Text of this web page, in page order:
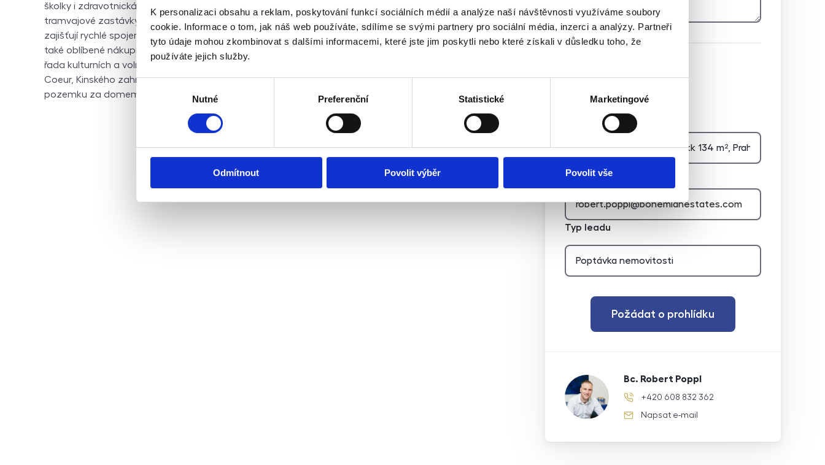
K personalizaci obsahu a reklam, poskytování funkcí sociálních médií a analýze naší návštěvnosti využíváme soubory
cookie. Informace o tom, jak náš web používáte, sdílíme se svými partnery pro sociální média, inzerci a analýzy. Partneři
tyto údaje mohou zkombinovat s dalšími informacemi, které jste jim poskytli nebo které získali v důsledku toho, že
používáte jejich služby.
Výběr
Nutné Preferenční Statistické Marketingové
Odmítnout Povolit výběr Povolit vše
školky i zdravotnická zařízení. Velkou výhodou je vynikající dopravní spojení –
tramvajové zastávky a stanice metra Anděl (linka B) v pěší dostupnosti
zajišťují rychlé spojení do centra i dalších částí Prahy. V blízkosti se nachází
také oblíbené nákupní a administrativní centrum Nový Smíchov, stejně jako
řada kulturních a volnočasových aktivit. Pro relaxaci nabízí okolí park Sacré
Coeur, Kinského zahrady nebo náplavku podél Vltavy. Parkování je možné na
pozemku za domem (společný prostor, stání není vyhrazené).
Hidden
Nemovitost
E-mail agenta
Typ leadu
Požádat o prohlídku
Bc. Robert Poppl
telefonní číslo
+420 608 832 362
e-mail
Napsat e-mail